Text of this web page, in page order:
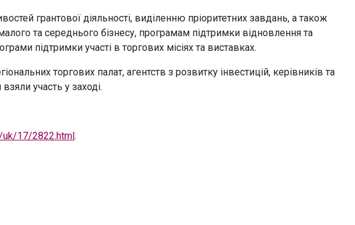
грантової діяльності, виділенню пріоритетних завдань, а також
та середнього бізнесу, програмам підтримки відновлення та
підтримки участі в торгових місіях та виставках.
торгових палат, агентств з розвитку інвестицій, керівників та
участь у заході.
uk/17/2822.html.